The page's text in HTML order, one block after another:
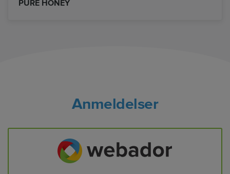
PURE HONEY
Anmeldelser